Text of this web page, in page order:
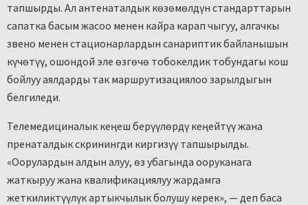
тапшырды. Ал антенаталдык көзөмөлдүн стандарттарын
сапатка басым жасоо менен кайра карап чыгуу, алгачкы
звено менен стационарлардын санариптик байланышын
күчөтүү, ошондой эле өзгөчө тобокелдик тобундагы кош
бойлуу аялдарды так маршрутизациялоо зарылдыгын
белгиледи.
Телемедициналык кеңеш берүүлөрдү кеңейтүү жана
пренаталдык скринингди киргизүү тапшырылды.
«Оорулардын алдын алуу, өз убагында ооруканага
жаткыруу жана квалификациялуу жардамга
жеткиликтүүлүк артыкчылык болушу керек», — деп баса